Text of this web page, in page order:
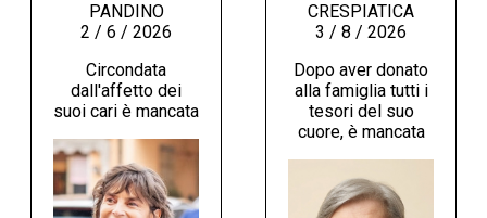
PANDINO
2 / 6 / 2026
Circondata
dall'affetto dei
suoi cari è mancata
CRESPIATICA
3 / 8 / 2026
Dopo aver donato
alla famiglia tutti i
tesori del suo
cuore, è mancata